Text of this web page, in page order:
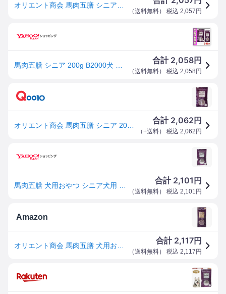
（送料無料） 税込 2,057 円
合計 2,058円
（送料無料） 税込 2,058 円
合計 2,062 円
（+送料） 税込 2,062 円
合計 2,101 円
（送料無料） 税込 2,101 円
Amazon
合計 2,117円
（送料無料） 税込 2,117 円